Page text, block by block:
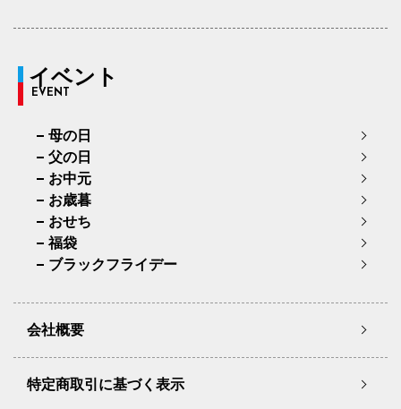
イベント
EVENT
母の日
父の日
お中元
お歳暮
おせち
福袋
ブラックフライデー
会社概要
特定商取引に基づく表示